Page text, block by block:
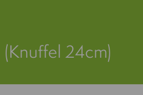
24cm)